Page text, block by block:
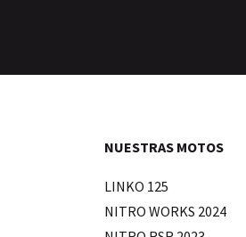
NUESTRAS MOTOS
LINKO 125
NITRO WORKS 2024